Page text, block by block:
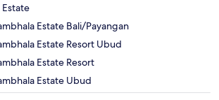
Estate Bali/Payangan
Estate Resort Ubud
Estate Resort
Estate Ubud